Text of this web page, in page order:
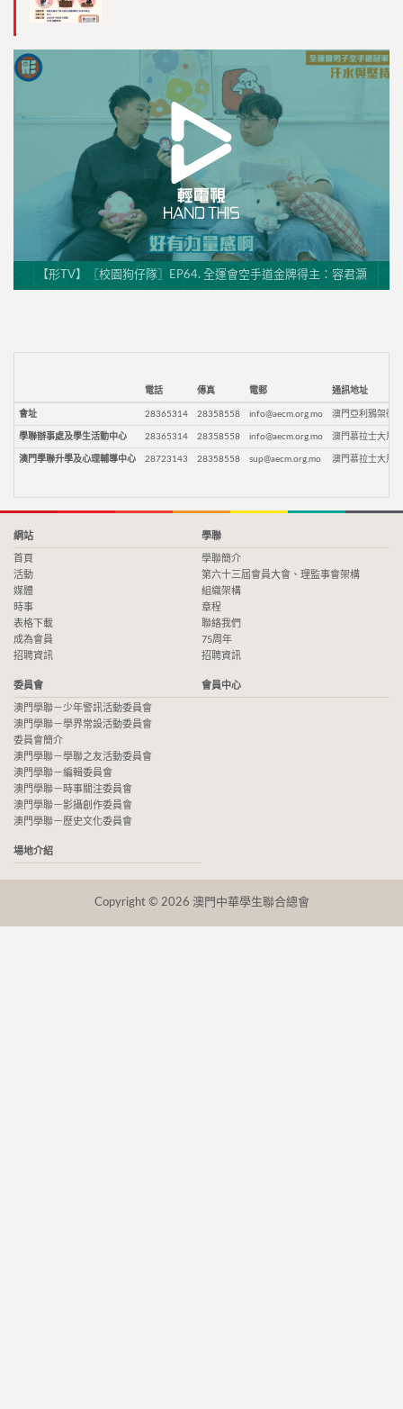
【形TV】〖校園狗仔隊〗EP64. 全運會空手道金牌得主：容君灝
電話 傳真 電郵 通訊地址
會址 28365314 28358558 info@aecm.org.mo 澳門亞利鴉架街9
學聯辦事處及學生活動中心 28365314 28358558 info@aecm.org.mo 澳門慕拉士大馬
澳門學聯升學及心理輔導中心 28723143 28358558 sup@aecm.org.mo 澳門慕拉士大馬
網站
首頁
活動
媒體
時事
表格下載
成為會員
招聘資訊
學聯
學聯簡介
第六十三屆會員大會、理監事會架構
組織架構
章程
聯絡我們
75周年
招聘資訊
委員會
澳門學聯－少年警訊活動委員會
澳門學聯－學界常設活動委員會
委員會簡介
澳門學聯－學聯之友活動委員會
澳門學聯－編輯委員會
澳門學聯－時事關注委員會
澳門學聯－影攝創作委員會
澳門學聯－歷史文化委員會
會員中心
場地介紹
Copyright © 2026 澳門中華學生聯合總會